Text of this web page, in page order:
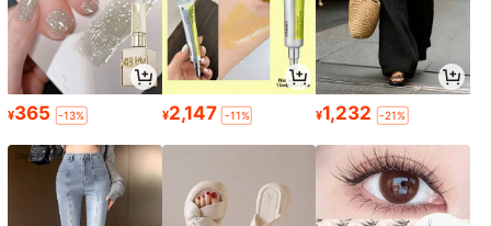
¥365 -13% ¥2,147 -11% ¥1,232 -21%